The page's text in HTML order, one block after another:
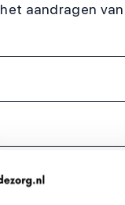
aandragen